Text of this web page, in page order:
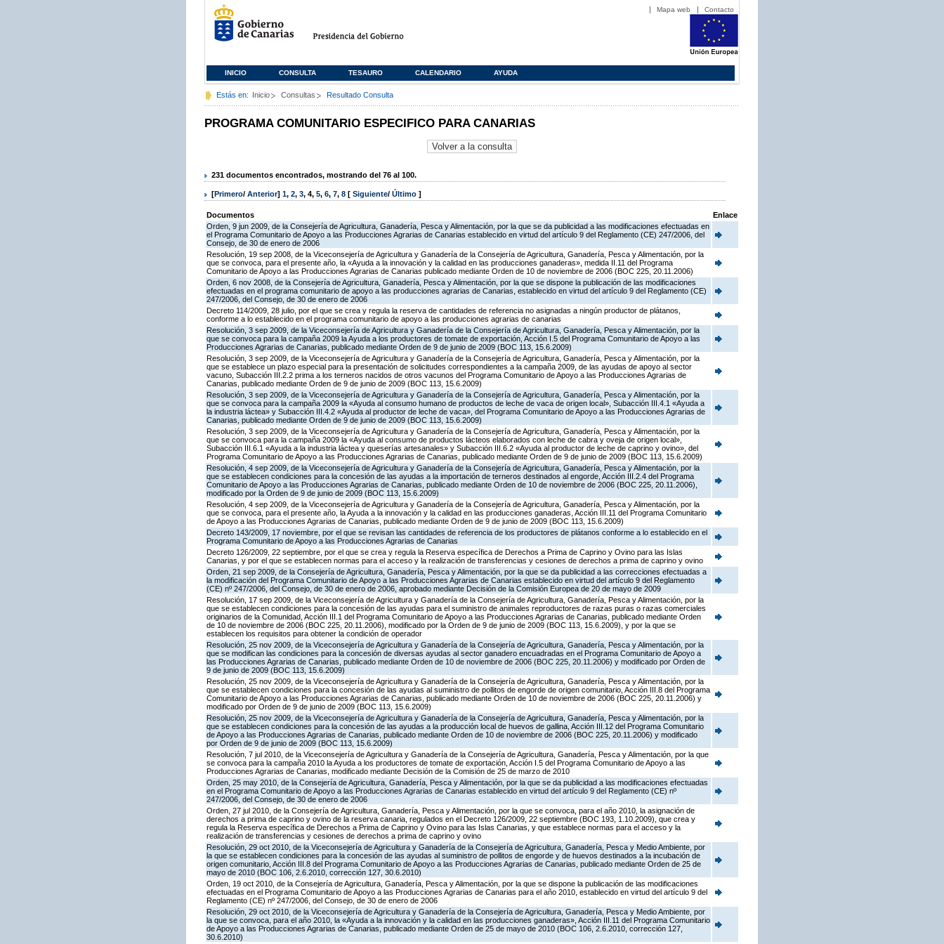
Mapa web Contacto
INICIO CONSULTA TESAURO CALENDARIO AYUDA
Estás en: Inicio Consultas Resultado Consulta
PROGRAMA COMUNITARIO ESPECIFICO PARA CANARIAS
231 documentos encontrados, mostrando del 76 al 100.
[Primero/ Anterior] 1, 2, 3, 4, 5, 6, 7, 8 [ Siguiente/ Último ]
Documentos
Enlace
Orden, 9 jun 2009, de la Consejería de Agricultura, Ganadería, Pesca y Alimentación, por la que se da publicidad a las modificaciones efectuadas en
el Programa Comunitario de Apoyo a las Producciones Agrarias de Canarias establecido en virtud del artículo 9 del Reglamento (CE) 247/2006, del
Consejo, de 30 de enero de 2006
Resolución, 19 sep 2008, de la Viceconsejería de Agricultura y Ganadería de la Consejería de Agricultura, Ganadería, Pesca y Alimentación, por la
que se convoca, para el presente año, la «Ayuda a la innovación y la calidad en las producciones ganaderas», medida II.11 del Programa
Comunitario de Apoyo a las Producciones Agrarias de Canarias publicado mediante Orden de 10 de noviembre de 2006 (BOC 225, 20.11.2006)
Orden, 6 nov 2008, de la Consejería de Agricultura, Ganadería, Pesca y Alimentación, por la que se dispone la publicación de las modificaciones
efectuadas en el programa comunitario de apoyo a las producciones agrarias de Canarias, establecido en virtud del artículo 9 del Reglamento (CE)
247/2006, del Consejo, de 30 de enero de 2006
Decreto 114/2009, 28 julio, por el que se crea y regula la reserva de cantidades de referencia no asignadas a ningún productor de plátanos,
conforme a lo establecido en el programa comunitario de apoyo a las producciones agrarias de canarias
Resolución, 3 sep 2009, de la Viceconsejería de Agricultura y Ganadería de la Consejería de Agricultura, Ganadería, Pesca y Alimentación, por la
que se convoca para la campaña 2009 la Ayuda a los productores de tomate de exportación, Acción I.5 del Programa Comunitario de Apoyo a las
Producciones Agrarias de Canarias, publicado mediante Orden de 9 de junio de 2009 (BOC 113, 15.6.2009)
Resolución, 3 sep 2009, de la Viceconsejería de Agricultura y Ganadería de la Consejería de Agricultura, Ganadería, Pesca y Alimentación, por la
que se establece un plazo especial para la presentación de solicitudes correspondientes a la campaña 2009, de las ayudas de apoyo al sector
vacuno, Subacción III.2.2 prima a los terneros nacidos de otros vacunos del Programa Comunitario de Apoyo a las Producciones Agrarias de
Canarias, publicado mediante Orden de 9 de junio de 2009 (BOC 113, 15.6.2009)
Resolución, 3 sep 2009, de la Viceconsejería de Agricultura y Ganadería de la Consejería de Agricultura, Ganadería, Pesca y Alimentación, por la
que se convoca para la campaña 2009 la «Ayuda al consumo humano de productos de leche de vaca de origen local», Subacción III.4.1 «Ayuda a
la industria láctea» y Subacción III.4.2 «Ayuda al productor de leche de vaca», del Programa Comunitario de Apoyo a las Producciones Agrarias de
Canarias, publicado mediante Orden de 9 de junio de 2009 (BOC 113, 15.6.2009)
Resolución, 3 sep 2009, de la Viceconsejería de Agricultura y Ganadería de la Consejería de Agricultura, Ganadería, Pesca y Alimentación, por la
que se convoca para la campaña 2009 la «Ayuda al consumo de productos lácteos elaborados con leche de cabra y oveja de origen local»,
Subacción III.6.1 «Ayuda a la industria láctea y queserías artesanales» y Subacción III.6.2 «Ayuda al productor de leche de caprino y ovino», del
Programa Comunitario de Apoyo a las Producciones Agrarias de Canarias, publicado mediante Orden de 9 de junio de 2009 (BOC 113, 15.6.2009)
Resolución, 4 sep 2009, de la Viceconsejería de Agricultura y Ganadería de la Consejería de Agricultura, Ganadería, Pesca y Alimentación, por la
que se establecen condiciones para la concesión de las ayudas a la importación de terneros destinados al engorde, Acción III.2.4 del Programa
Comunitario de Apoyo a las Producciones Agrarias de Canarias, publicado mediante Orden de 10 de noviembre de 2006 (BOC 225, 20.11.2006),
modificado por la Orden de 9 de junio de 2009 (BOC 113, 15.6.2009)
Resolución, 4 sep 2009, de la Viceconsejería de Agricultura y Ganadería de la Consejería de Agricultura, Ganadería, Pesca y Alimentación, por la
que se convoca, para el presente año, la Ayuda a la innovación y la calidad en las producciones ganaderas, Acción III.11 del Programa Comunitario
de Apoyo a las Producciones Agrarias de Canarias, publicado mediante Orden de 9 de junio de 2009 (BOC 113, 15.6.2009)
Decreto 143/2009, 17 noviembre, por el que se revisan las cantidades de referencia de los productores de plátanos conforme a lo establecido en el
Programa Comunitario de Apoyo a las Producciones Agrarias de Canarias
Decreto 126/2009, 22 septiembre, por el que se crea y regula la Reserva específica de Derechos a Prima de Caprino y Ovino para las Islas
Canarias, y por el que se establecen normas para el acceso y la realización de transferencias y cesiones de derechos a prima de caprino y ovino
Orden, 21 sep 2009, de la Consejería de Agricultura, Ganadería, Pesca y Alimentación, por la que se da publicidad a las correcciones efectuadas a
la modificación del Programa Comunitario de Apoyo a las Producciones Agrarias de Canarias establecido en virtud del artículo 9 del Reglamento
(CE) nº 247/2006, del Consejo, de 30 de enero de 2006, aprobado mediante Decisión de la Comisión Europea de 20 de mayo de 2009
Resolución, 17 sep 2009, de la Viceconsejería de Agricultura y Ganadería de la Consejería de Agricultura, Ganadería, Pesca y Alimentación, por la
que se establecen condiciones para la concesión de las ayudas para el suministro de animales reproductores de razas puras o razas comerciales
originarios de la Comunidad, Acción III.1 del Programa Comunitario de Apoyo a las Producciones Agrarias de Canarias, publicado mediante Orden
de 10 de noviembre de 2006 (BOC 225, 20.11.2006), modificado por la Orden de 9 de junio de 2009 (BOC 113, 15.6.2009), y por la que se
establecen los requisitos para obtener la condición de operador
Resolución, 25 nov 2009, de la Viceconsejería de Agricultura y Ganadería de la Consejería de Agricultura, Ganadería, Pesca y Alimentación, por la
que se modifican las condiciones para la concesión de diversas ayudas al sector ganadero encuadradas en el Programa Comunitario de Apoyo a
las Producciones Agrarias de Canarias, publicado mediante Orden de 10 de noviembre de 2006 (BOC 225, 20.11.2006) y modificado por Orden de
9 de junio de 2009 (BOC 113, 15.6.2009)
Resolución, 25 nov 2009, de la Viceconsejería de Agricultura y Ganadería de la Consejería de Agricultura, Ganadería, Pesca y Alimentación, por la
que se establecen condiciones para la concesión de las ayudas al suministro de pollitos de engorde de origen comunitario, Acción III.8 del Programa
Comunitario de Apoyo a las Producciones Agrarias de Canarias, publicado mediante Orden de 10 de noviembre de 2006 (BOC 225, 20.11.2006) y
modificado por Orden de 9 de junio de 2009 (BOC 113, 15.6.2009)
Resolución, 25 nov 2009, de la Viceconsejería de Agricultura y Ganadería de la Consejería de Agricultura, Ganadería, Pesca y Alimentación, por la
que se establecen condiciones para la concesión de las ayudas a la producción local de huevos de gallina, Acción III.12 del Programa Comunitario
de Apoyo a las Producciones Agrarias de Canarias, publicado mediante Orden de 10 de noviembre de 2006 (BOC 225, 20.11.2006) y modificado
por Orden de 9 de junio de 2009 (BOC 113, 15.6.2009)
Resolución, 7 jul 2010, de la Viceconsejería de Agricultura y Ganadería de la Consejería de Agricultura, Ganadería, Pesca y Alimentación, por la que
se convoca para la campaña 2010 la Ayuda a los productores de tomate de exportación, Acción I.5 del Programa Comunitario de Apoyo a las
Producciones Agrarias de Canarias, modificado mediante Decisión de la Comisión de 25 de marzo de 2010
Orden, 25 may 2010, de la Consejería de Agricultura, Ganadería, Pesca y Alimentación, por la que se da publicidad a las modificaciones efectuadas
en el Programa Comunitario de Apoyo a las Producciones Agrarias de Canarias establecido en virtud del artículo 9 del Reglamento (CE) nº
247/2006, del Consejo, de 30 de enero de 2006
Orden, 27 jul 2010, de la Consejería de Agricultura, Ganadería, Pesca y Alimentación, por la que se convoca, para el año 2010, la asignación de
derechos a prima de caprino y ovino de la reserva canaria, regulados en el Decreto 126/2009, 22 septiembre (BOC 193, 1.10.2009), que crea y
regula la Reserva específica de Derechos a Prima de Caprino y Ovino para las Islas Canarias, y que establece normas para el acceso y la
realización de transferencias y cesiones de derechos a prima de caprino y ovino
Resolución, 29 oct 2010, de la Viceconsejería de Agricultura y Ganadería de la Consejería de Agricultura, Ganadería, Pesca y Medio Ambiente, por
la que se establecen condiciones para la concesión de las ayudas al suministro de pollitos de engorde y de huevos destinados a la incubación de
origen comunitario, Acción III.8 del Programa Comunitario de Apoyo a las Producciones Agrarias de Canarias, publicado mediante Orden de 25 de
mayo de 2010 (BOC 106, 2.6.2010, corrección 127, 30.6.2010)
Orden, 19 oct 2010, de la Consejería de Agricultura, Ganadería, Pesca y Alimentación, por la que se dispone la publicación de las modificaciones
efectuadas en el Programa Comunitario de Apoyo a las Producciones Agrarias de Canarias para el año 2010, establecido en virtud del artículo 9 del
Reglamento (CE) nº 247/2006, del Consejo, de 30 de enero de 2006
Resolución, 29 oct 2010, de la Viceconsejería de Agricultura y Ganadería de la Consejería de Agricultura, Ganadería, Pesca y Medio Ambiente, por
la que se convoca, para el año 2010, la «Ayuda a la innovación y la calidad en las producciones ganaderas», Acción III.11 del Programa Comunitario
de Apoyo a las Producciones Agrarias de Canarias, publicado mediante Orden de 25 de mayo de 2010 (BOC 106, 2.6.2010, corrección 127,
30.6.2010)